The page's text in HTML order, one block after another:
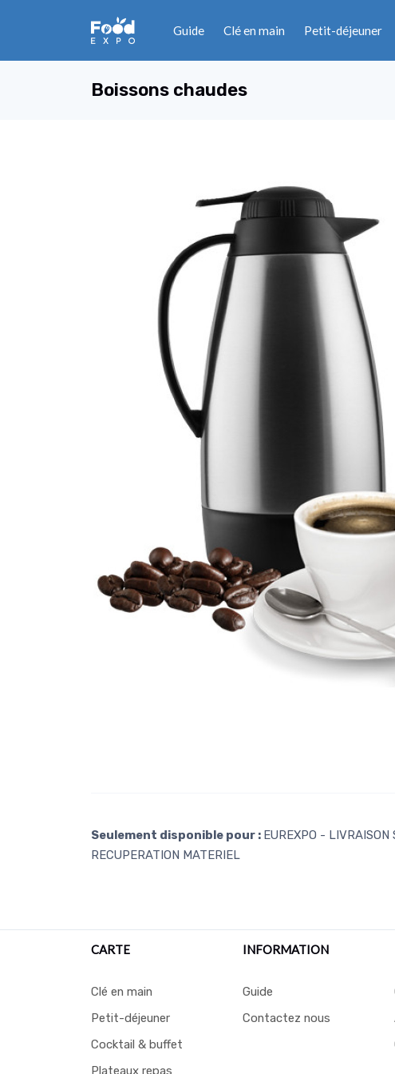
Guide Clé en main Petit-déjeuner
Boissons chaudes
Seulement disponible pour : EUREXPO -
RECUPERATION MATERIEL
CARTE
Clé en main
Petit-déjeuner
Cocktail & buffet
Plateaux repas
INFORMATION
Guide
Contactez nous